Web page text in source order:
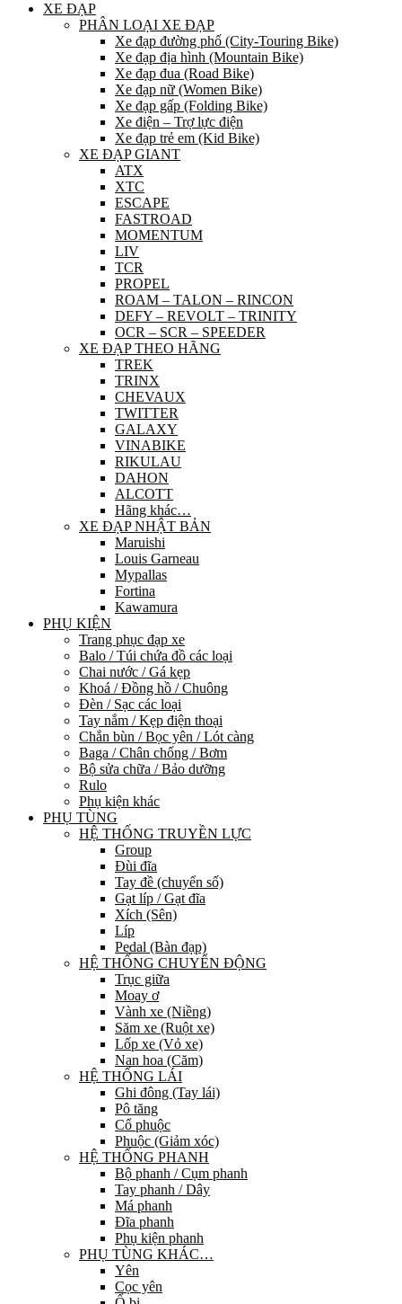
XE ĐẠP
PHÂN LOẠI XE ĐẠP
Xe đạp đường phố (City-Touring Bike)
Xe đạp địa hình (Mountain Bike)
Xe đạp đua (Road Bike)
Xe đạp nữ (Women Bike)
Xe đạp gấp (Folding Bike)
Xe điện – Trợ lực điện
Xe đạp trẻ em (Kid Bike)
XE ĐẠP GIANT
ATX
XTC
ESCAPE
FASTROAD
MOMENTUM
LIV
TCR
PROPEL
ROAM – TALON – RINCON
DEFY – REVOLT – TRINITY
OCR – SCR – SPEEDER
XE ĐẠP THEO HÃNG
TREK
TRINX
CHEVAUX
TWITTER
GALAXY
VINABIKE
RIKULAU
DAHON
ALCOTT
Hãng khác…
XE ĐẠP NHẬT BẢN
Maruishi
Louis Garneau
Mypallas
Fortina
Kawamura
PHỤ KIỆN
Trang phục đạp xe
Balo / Túi chứa đồ các loại
Chai nước / Gá kẹp
Khoá / Đồng hồ / Chuông
Đèn / Sạc các loại
Tay nắm / Kẹp điện thoại
Chắn bùn / Bọc yên / Lót càng
Baga / Chân chống / Bơm
Bộ sửa chữa / Bảo dưỡng
Rulo
Phụ kiện khác
PHỤ TÙNG
HỆ THỐNG TRUYỀN LỰC
Group
Đùi đĩa
Tay đề (chuyển số)
Gạt líp / Gạt đĩa
Xích (Sên)
Líp
Pedal (Bàn đạp)
HỆ THỐNG CHUYỂN ĐỘNG
Trục giữa
Moay ơ
Vành xe (Niềng)
Săm xe (Ruột xe)
Lốp xe (Vỏ xe)
Nan hoa (Căm)
HỆ THỐNG LÁI
Ghi đông (Tay lái)
Pô tăng
Cổ phuộc
Phuộc (Giảm xóc)
HỆ THỐNG PHANH
Bộ phanh / Cụm phanh
Tay phanh / Dây
Má phanh
Đĩa phanh
Phụ kiện phanh
PHỤ TÙNG KHÁC…
Yên
Cọc yên